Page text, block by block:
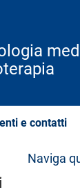
e contatti
Naviga